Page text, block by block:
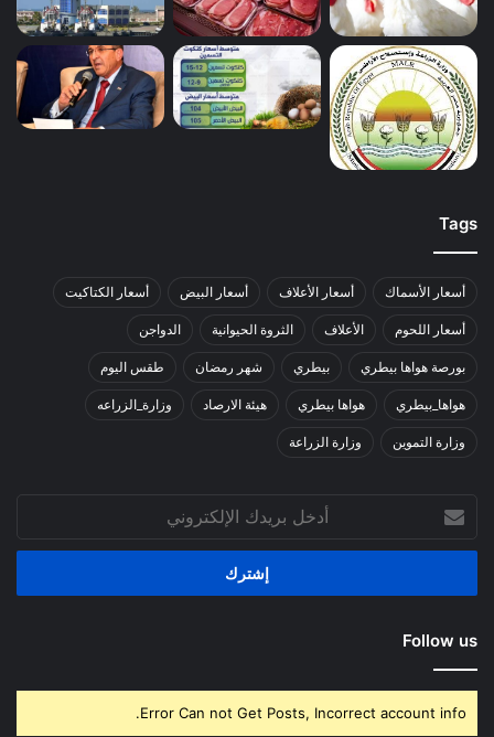
Tags
أسعار الأسماك أسعار الأعلاف أسعار البيض أسعار الكتاكيت
أسعار اللحوم الأعلاف الثروة الحيوانية الدواجن
بورصة هواها بيطري بيطري شهر رمضان طقس اليوم
هواها_بيطري هواها بيطري هيئة الارصاد وزارة_الزراعه
وزارة التموين وزارة الزراعة
بريدك
الإلكتروني
Follow us
Error Can not Get Posts, Incorrect account info.